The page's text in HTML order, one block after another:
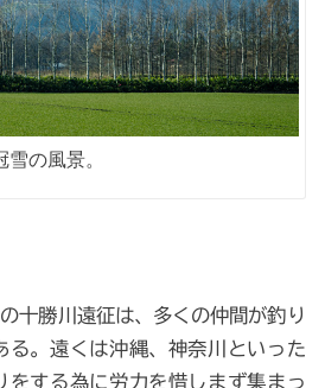
の風景。
十勝川遠征は、多くの仲間が釣り
る。遠くは沖縄、神奈川といった
をする為に労力を惜しまず集まっ